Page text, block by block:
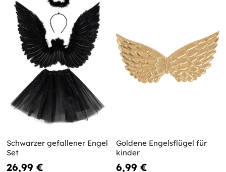
Schwarzer gefallener Engel
Set
26,99 €
Goldene Engelsflügel für
kinder
6,99 €